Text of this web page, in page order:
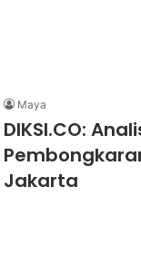
Maya
DIKSI.CO:
Jakarta